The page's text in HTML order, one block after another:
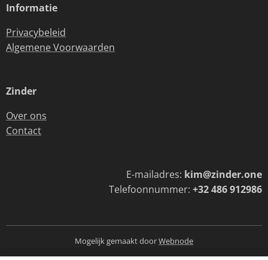
Informatie
Privacybeleid
Algemene Voorwaarden
Zinder
Over ons
Contact
E-mailadres: kim@zinder.one
Telefoonnummer: +32 486 912986
Mogelijk gemaakt doorWebnode